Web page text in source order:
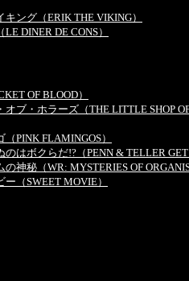
ング（ERIK THE VIKING）
DINER DE CONS）
OF BLOOD）
ブ・ホラーズ（THE LITTLE SHOP OF
PINK FLAMINGOS）
はボクらだ!?（PENN & TELLER GET
神秘（WR: MYSTERIES OF
（SWEET MOVIE）